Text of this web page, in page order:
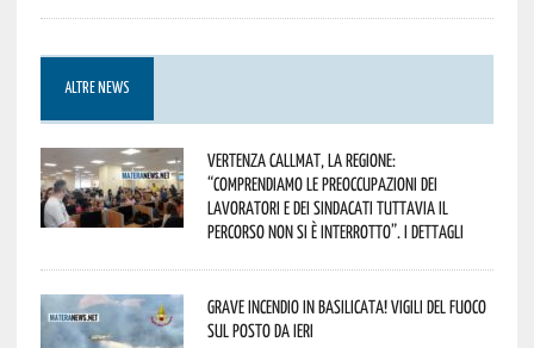
ALTRE NEWS
Vertenza CallMat, la Regione:
“comprendiamo le preoccupazioni dei
lavoratori e dei sindacati tuttavia il
percorso non si è interrotto”. I dettagli
Grave incendio in Basilicata! Vigili del fuoco
sul posto da ieri